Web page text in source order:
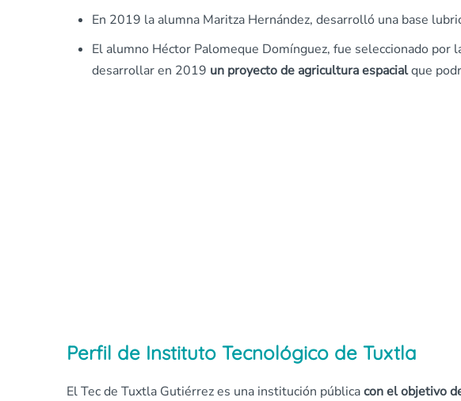
En 2019 la alumna Maritza Hernández, desarrolló una base
El alumno Héctor Palomeque Domínguez, fue seleccionado por
desarrollar en 2019 un proyecto de agricultura espacialque
Perfil de Instituto Tecnológico de Tuxtla
El Tec de Tuxtla Gutiérrez es una institución públicacon el objetivo